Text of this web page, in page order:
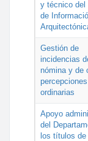
y técnico del
de
Gestión de
incidencias
nómina y de
ordinarias
Apoyo
del
los títulos de